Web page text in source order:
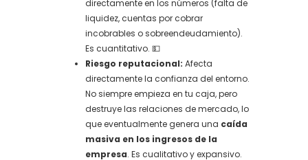
directamente en los números (falta de
liquidez, cuentas por cobrar
incobrables o sobreendeudamiento).
Es cuantitativo. 💵
Riesgo reputacional: Afecta
directamente la confianza del entorno.
No siempre empieza en tu caja, pero
destruye las relaciones de mercado, lo
que eventualmente genera una caída
masiva en los ingresos de la
empresa. Es cualitativo y expansivo.